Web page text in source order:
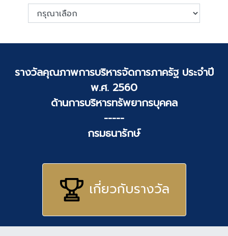
รางวัลคุณภาพการบริหารจัดการภาครัฐ ประจำปี
พ.ศ. 2560
ด้านการบริหารทรัพยากรบุคคล
-----
กรมธนารักษ์
เกี่ยวกับรางวัล